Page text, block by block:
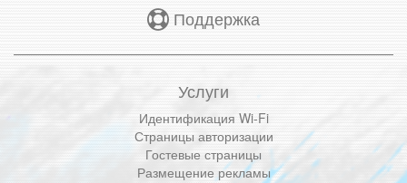
Поддержка
Услуги
Идентификация Wi-Fi
Страницы авторизации
Гостевые страницы
Размещение рекламы